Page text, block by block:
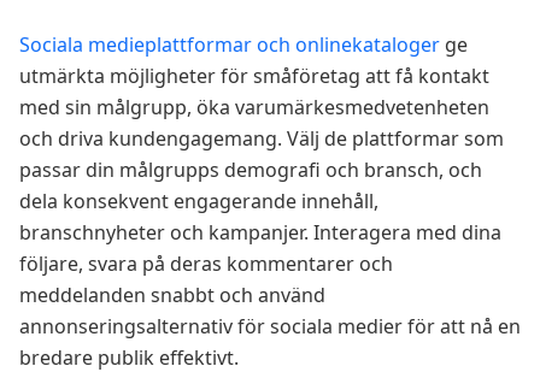
Sociala medieplattformar och onlinekataloger ge
utmärkta möjligheter för småföretag att få kontakt
med sin målgrupp, öka varumärkesmedvetenheten
och driva kundengagemang. Välj de plattformar som
passar din målgrupps demografi och bransch, och
dela konsekvent engagerande innehåll,
branschnyheter och kampanjer. Interagera med dina
följare, svara på deras kommentarer och
meddelanden snabbt och använd
annonseringsalternativ för sociala medier för att nå en
bredare publik effektivt.